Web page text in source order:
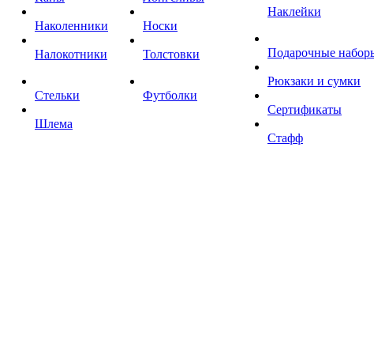
Наколенники
Налокотники
Стельки
Шлема
Носки
Толстовки
Футболки
Наклейки
Подарочные
Рюкзаки и сумки
Сертификаты
Стафф